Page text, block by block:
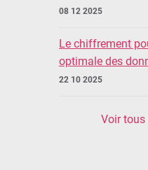
08 12 2025
Le chiffrement
optimale des
22 10 2025
Voir tous